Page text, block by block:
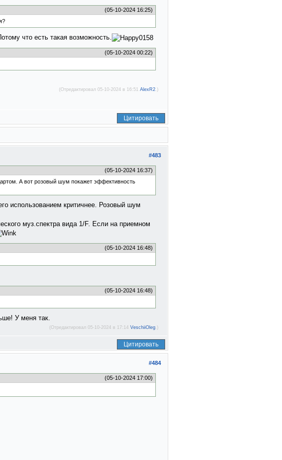
(05-10-2024 16:25)
что есть такая возможность.
(05-10-2024 00:22)
(Отредактировал 05-10-2024 в 16:51 AlexR2.)
Цитировать
#483
(05-10-2024 16:37)
А вот розовый шум покажет эффективность
использованием критичнее. Розовый шум
муз.спектра вида 1/F. Если на приемном
(05-10-2024 16:48)
(05-10-2024 16:48)
У меня так.
(Отредактировал 05-10-2024 в 17:14 VeschiiOleg .)
Цитировать
#484
(05-10-2024 17:00)